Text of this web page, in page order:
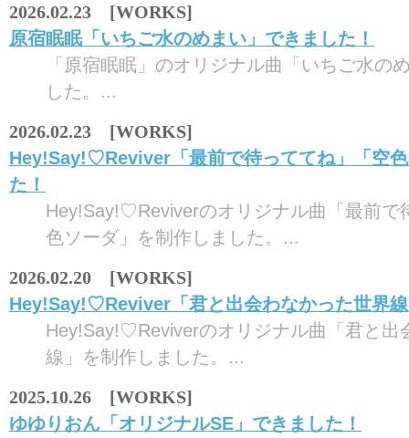
2026.02.23 [WORKS]
原宿眠眠「いちご水のめまい」できました！
「原宿眠眠」のオリジナル曲「いちご水の
した。...
2026.02.23 [WORKS]
Hey!Say!♡Reviver「最前で待っててね」「空
た！
Hey!Say!♡Reviverのオリジナル曲「最前で
色ソーダ」を制作しました。...
2026.02.20 [WORKS]
Hey!Say!♡Reviver「君と出会わなかった世界
Hey!Say!♡Reviverのオリジナル曲「君と出
線」を制作しました。...
2025.10.26 [WORKS]
ゆゆりおん「オリジナルSE」できました！